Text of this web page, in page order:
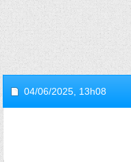
04/06/2025, 13h08